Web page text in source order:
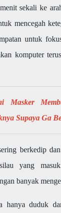
sekali ke
mencegah
untuk
komputer
Masker
Supaya Ga
berkedip
yang
banyak
hanya duduk